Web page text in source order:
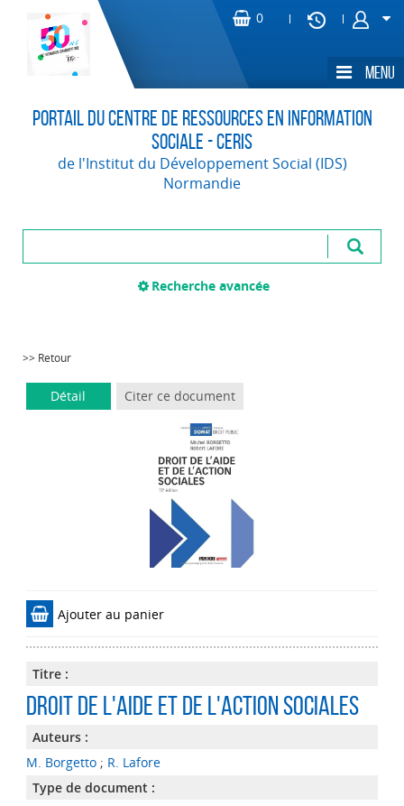
Portail du Centre de Ressources en Information
Sociale - CERIS
de l'Institut du Développement Social (IDS)
Normandie
Recherche avancée
>> Retour
Détail Citer ce document
Ajouter au panier
Titre :
Droit de l'aide et de l'action sociales
Auteurs :
M. Borgetto; R. Lafore
Type de document :